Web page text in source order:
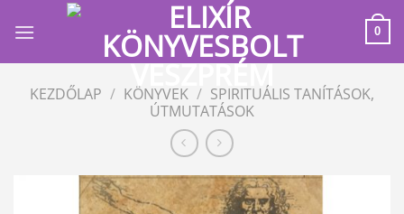
0
KEZDŐLAP / KÖNYVEK / SPIRITUÁLIS TANÍTÁSOK,
ÚTMUTATÁSOK